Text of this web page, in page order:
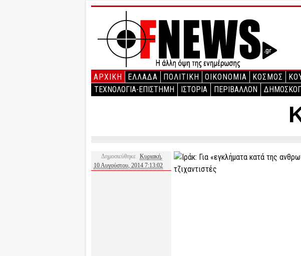
ΑΡΧΙΚΉ ΕΛΛΑΔΑ ΠΟΛΙΤΙΚΗ ΟΙΚΟΝΟΜΙΑ ΚΟΣΜΟΣ
ΤΕΧΝΟΛΟΓΙΑ-ΕΠΙΣΤΗΜΗ
ΙΣΤΟΡΙΑ ΠΕΡΙΒΑΛΛΟΝ
Δημοσιεύθηκε Κυριακή,
10 Αυγούστου, 2014 7:13:02